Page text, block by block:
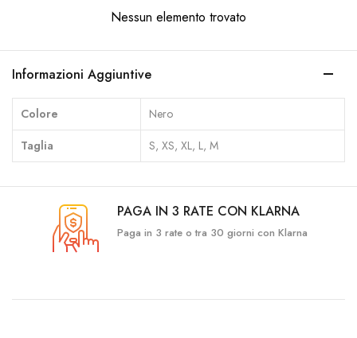
Nessun elemento trovato
Informazioni Aggiuntive
Colore
Nero
Taglia
S, XS, XL, L, M
PAGA IN 3 RATE CON KLARNA
Paga in 3 rate o tra 30 giorni con Klarna